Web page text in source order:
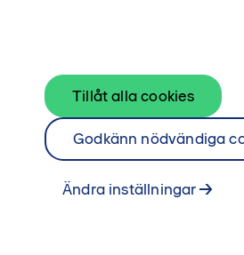
Ändra inställningar
Godkänn nödvändiga
Tillåt alla cookies